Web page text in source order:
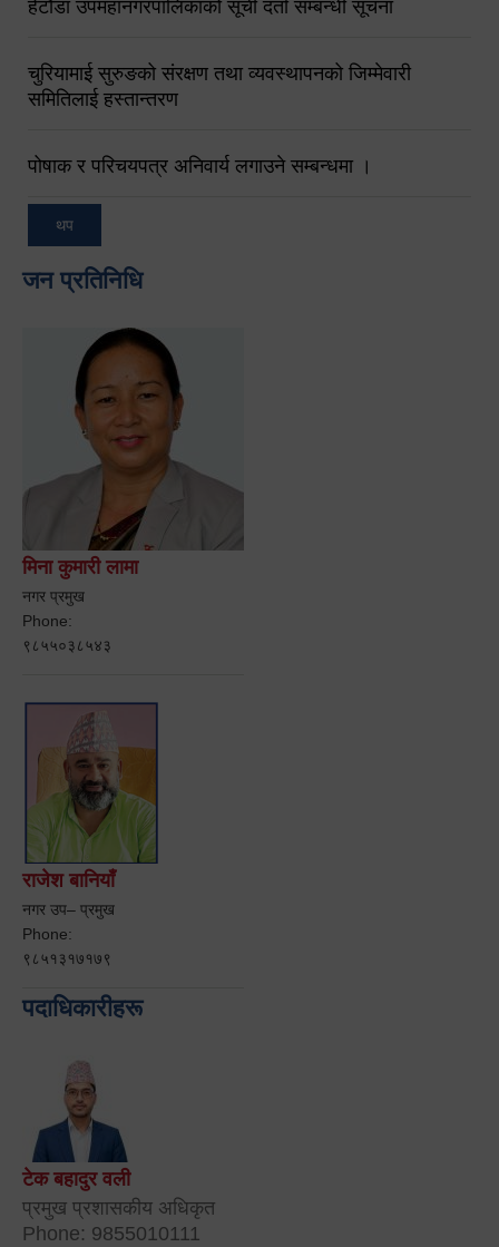
हेटौंडा उपमहानगरपालिकाको सूची दर्ता सम्बन्धी सूचना
चुरियामाई सुरुङको संरक्षण तथा व्यवस्थापनको जिम्मेवारी
समितिलाई हस्तान्तरण
पोषाक र परिचयपत्र अनिवार्य लगाउने सम्बन्धमा ।
थप
जन प्रतिनिधि
मिना कुमारी लामा
नगर प्रमुख
Phone:
९८५५०३८५४३
राजेश बानियाँ
नगर उप– प्रमुख
Phone:
९८५१३१७१७९
पदाधिकारीहरू
टेक बहादुर वली
प्रमुख प्रशासकीय अधिकृत
Phone: 9855010111